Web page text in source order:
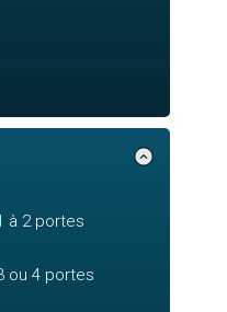
à 2 portes
ou 4 portes